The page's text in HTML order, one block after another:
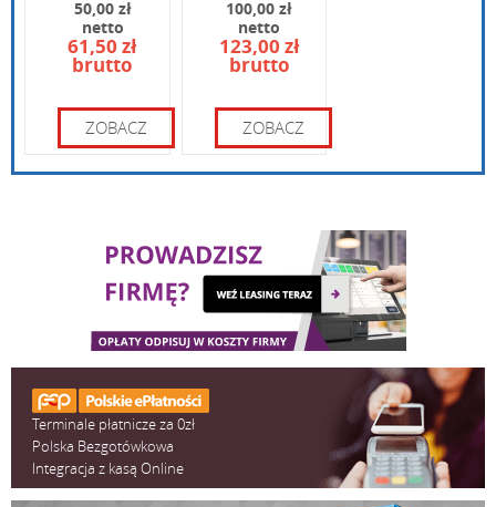
Wpisz kod widoczny na obrazku:
50,00 zł
netto
61,50 zł
brutto
ZOBACZ
100,00 zł
netto
123,00 zł
brutto
ZOBACZ
Terminale płatnicze za 0zł
Polska Bezgotówkowa
Integracja z kasą Online